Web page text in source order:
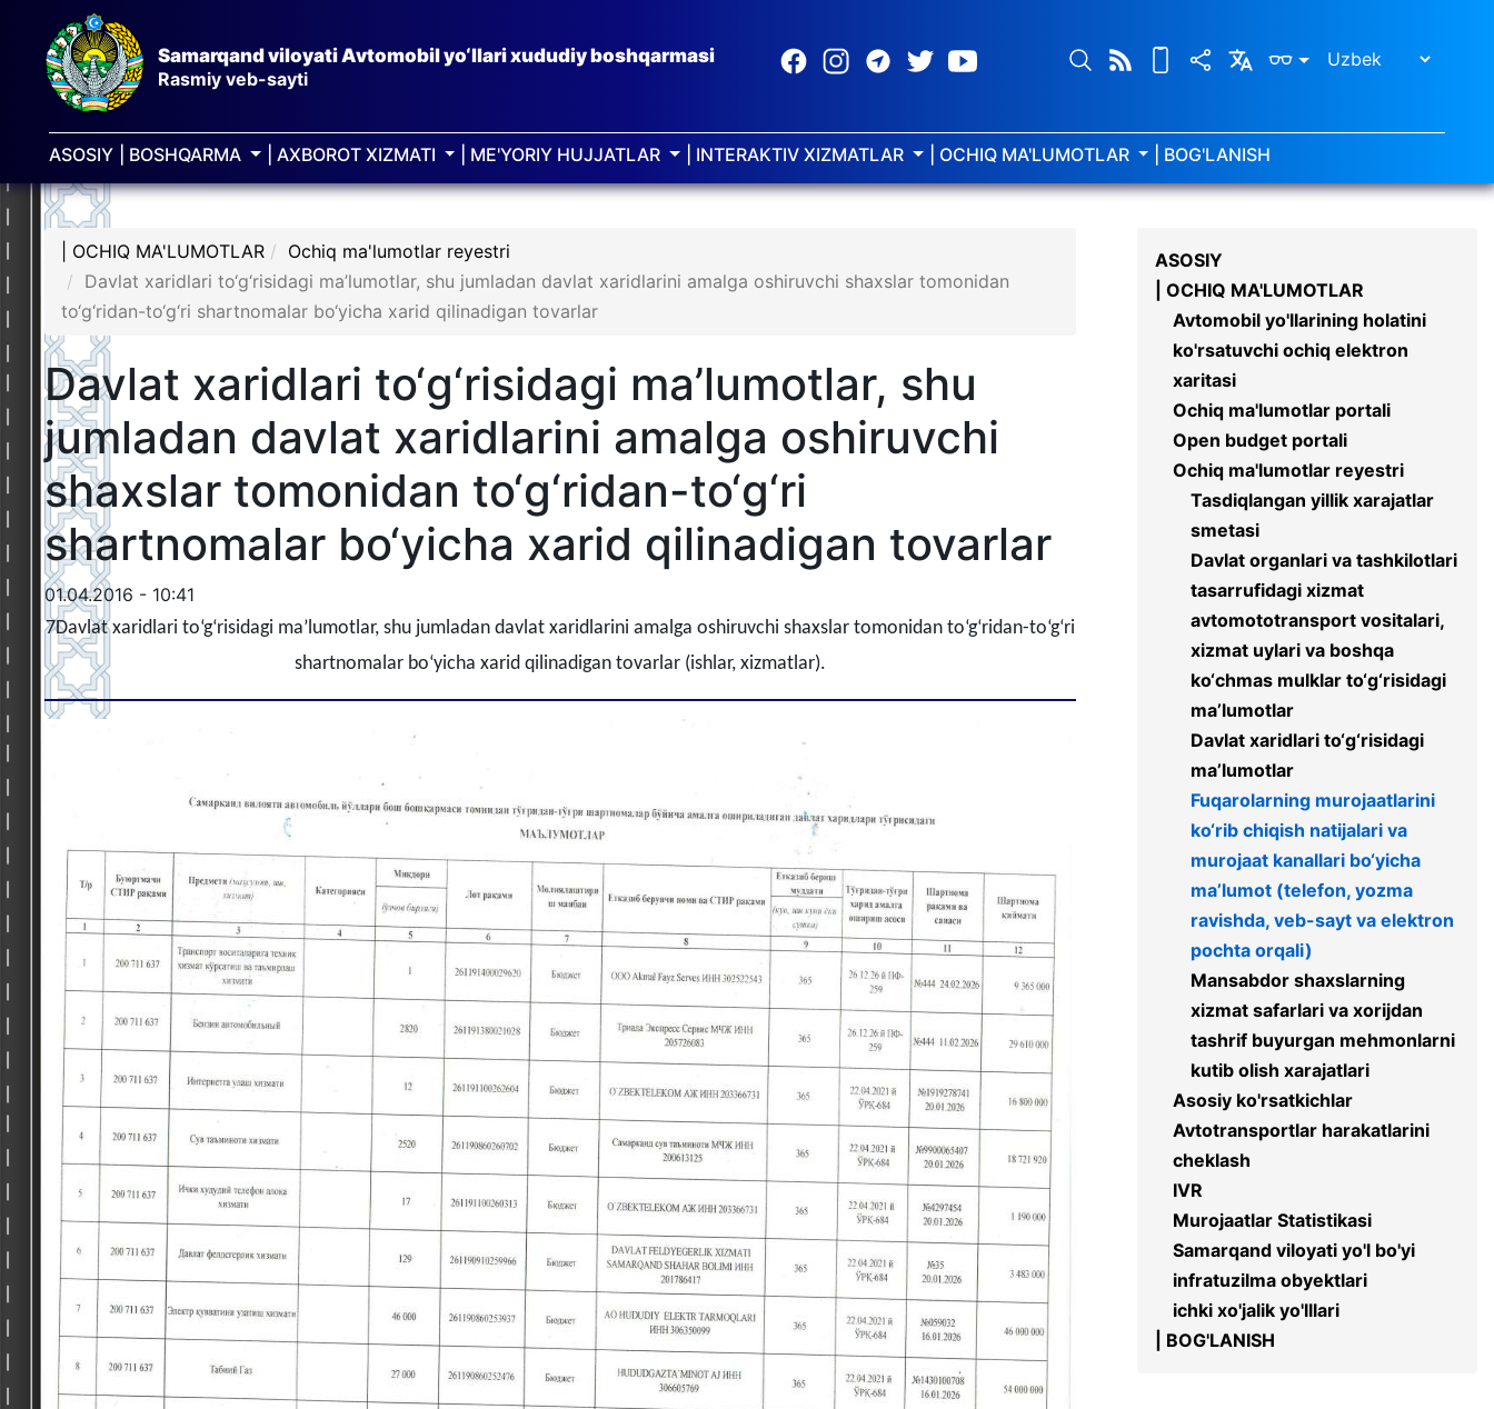
Samarqand viloyati Avtomobil yo‘llari xududiy boshqarmasi
Rasmiy veb-sayti
ASOSIY | BOSHQARMA | AXBOROT XIZMATI | ME'YORIY HUJJATLAR | INTERAKTIV XIZMATLAR | OCHIQ MA'LUMOTLAR | BOG'LANISH
| OCHIQ MA'LUMOTLAR
Ochiq ma'lumotlar reyestri
Davlat xaridlari to‘g‘risidagi ma’lumotlar, shu jumladan davlat xaridlarini amalga oshiruvchi shaxslar tomonidan
to‘g‘ridan-to‘g‘ri shartnomalar bo‘yicha xarid qilinadigan tovarlar
Davlat xaridlari to‘g‘risidagi ma’lumotlar, shu
jumladan davlat xaridlarini amalga oshiruvchi
shaxslar tomonidan to‘g‘ridan-to‘g‘ri
shartnomalar bo‘yicha xarid qilinadigan tovarlar
01.04.2016 - 10:41
7Davlat xaridlari to‘g‘risidagi ma’lumotlar, shu jumladan davlat xaridlarini amalga oshiruvchi shaxslar tomonidan to‘g‘ridan-to‘g‘ri
shartnomalar bo‘yicha xarid qilinadigan tovarlar (ishlar, xizmatlar).
ASOSIY
| OCHIQ MA'LUMOTLAR
Avtomobil yo'llarining holatini
ko'rsatuvchi ochiq elektron
xaritasi
Ochiq ma'lumotlar portali
Open budget portali
Ochiq ma'lumotlar reyestri
Tasdiqlangan yillik xarajatlar
smetasi
Davlat organlari va tashkilotlari
tasarrufidagi xizmat
avtomototransport vositalari,
xizmat uylari va boshqa
ko‘chmas mulklar to‘g‘risidagi
ma’lumotlar
Davlat xaridlari to‘g‘risidagi
ma’lumotlar
Fuqarolarning murojaatlarini
ko‘rib chiqish natijalari va
murojaat kanallari bo‘yicha
ma’lumot (telefon, yozma
ravishda, veb-sayt va elektron
pochta orqali)
Mansabdor shaxslarning
xizmat safarlari va xorijdan
tashrif buyurgan mehmonlarni
kutib olish xarajatlari
Asosiy ko'rsatkichlar
Avtotransportlar harakatlarini
cheklash
IVR
Murojaatlar Statistikasi
Samarqand viloyati yo'l bo'yi
infratuzilma obyektlari
ichki xo'jalik yo'lllari
| BOG'LANISH